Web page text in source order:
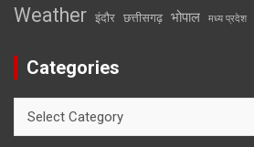
Weather इंदौर छत्तीसगढ़ भोपाल मध्य प्रदेश
Categories